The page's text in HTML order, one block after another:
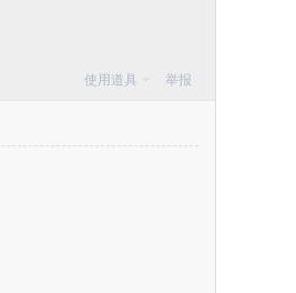
使用道具 举报